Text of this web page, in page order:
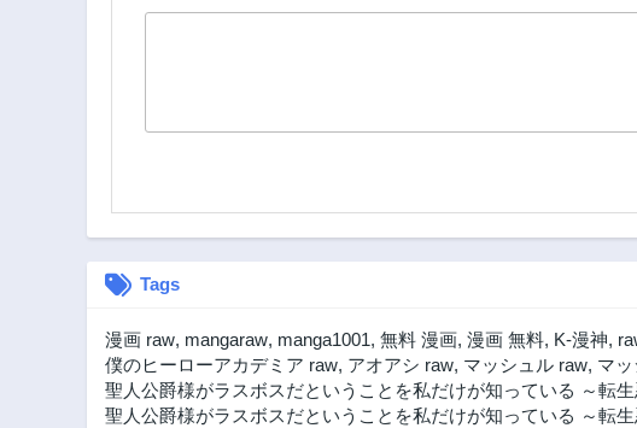
Tags
漫画 raw, mangaraw, manga1001, 無料 漫画, 漫画 無料, K-漫神,
僕のヒーローアカデミア raw, アオアシ raw, マッシュル raw, マ
聖人公爵様がラスボスだということを私だけが知っている ～転
聖人公爵様がラスボスだということを私だけが知っている ～転